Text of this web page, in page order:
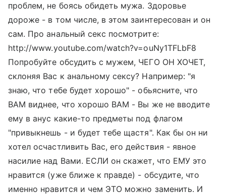
проблем, не боясь обидеть мужа. Здоровье
дороже - в том числе, в этом заинтересован и он
сам. Про анальный секс посмотрите:
http://www.youtube.com/watch?v=ouNy1TFLbF8
Попробуйте обсудить с мужем, ЧЕГО ОН ХОЧЕТ,
склоняя Вас к анальному сексу? Например: "я
знаю, что тебе будет хорошо" - обьясните, что
ВАМ виднее, что хорошо ВАМ - Вы же не вводите
ему в анус какие-то предметы под флагом
"привыкнешь - и будет тебе щастя". Как бы он ни
хотел осчастливить Вас, его действия - явное
насилие над Вами. ЕСЛИ он скажет, что ЕМУ это
нравится (уже ближе к правде) - обсудите, что
именно нравится и чем ЭТО можно заменить. И